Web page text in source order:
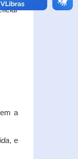
a
, e